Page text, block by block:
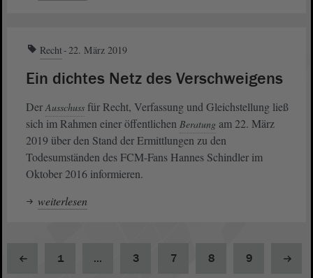
Recht 22. März 2019
Ein dichtes Netz des Verschweigens
Der Ausschuss für Recht, Verfassung und Gleichstellung ließ
sich im Rahmen einer öffentlichen Beratung am 22. März
2019 über den Stand der Ermittlungen zu den
Todesumständen des FCM-Fans Hannes Schindler im
Oktober 2016 informieren.
weiterlesen
1 ... 3 7 8 9